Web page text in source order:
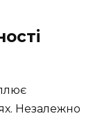
Незалежно